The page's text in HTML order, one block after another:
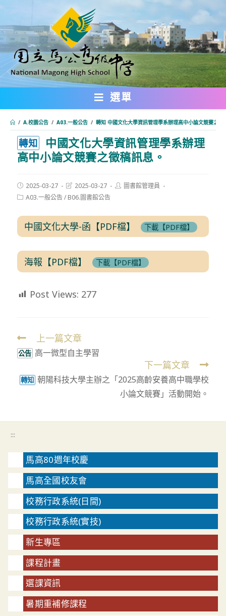
轉
主
要
內
選單
/ A.校園公告 / A03.一般公告 / 轉知 中國文化大學資訊管理學系辦理高中小論文競賽之徵
轉知
中國文化大學資訊管理學系辦理
高中小論文競賽之徵稿訊息。
Post
published:
2025-03-27
Post
modified:
2025-03-27
Post圖書館管理員
PostA03.一般公告/ B06.圖書館公告
中國文化大學-函【PDF檔】 下載【PDF檔】
海報【PDF檔】 下載【PDF檔】
Post Views: 277
Read
more
上一篇文章
公告 高一微型自主學習
下一篇文章
轉知 朝陽科技大學主辦之「2025高齡安養高中職學校
小論文競賽」活動開始。
:::
馬高80週年校慶
馬高全國校友會
校務行政系統(日間)
校務行政系統(實技)
新生專區
課程計畫
選課資訊
暑期重補修課程